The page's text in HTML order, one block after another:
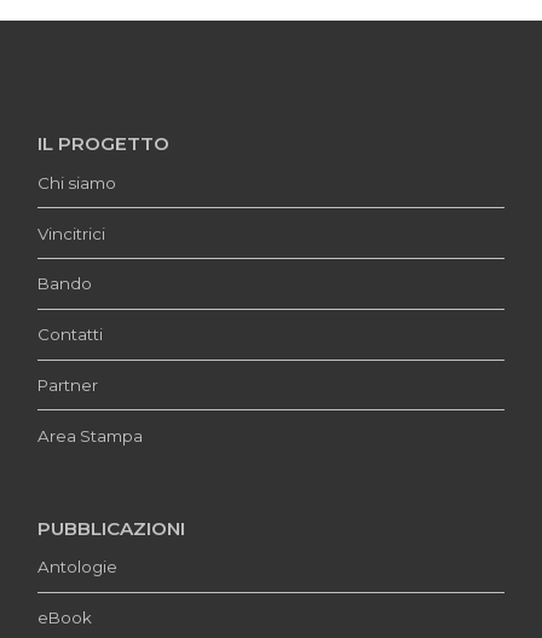
IL PROGETTO
Chi siamo
Vincitrici
Bando
Contatti
Partner
Area Stampa
PUBBLICAZIONI
Antologie
eBook